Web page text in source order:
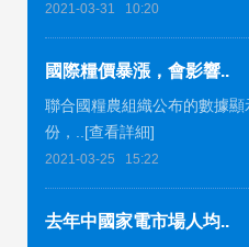
2021-03-31 10:20
國際糧價暴漲，會影響..
聯合國糧農組織公布的數據顯
份，..[查看詳細]
2021-03-25 15:22
去年中國家電市場人均..